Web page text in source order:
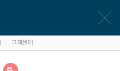
고객센터